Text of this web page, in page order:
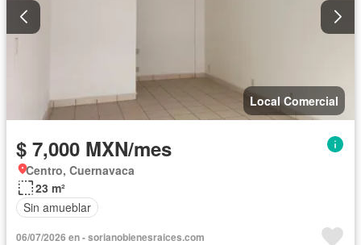
Local Comercial
$ 7,000 MXN/mes
Centro, Cuernavaca
23 m²
Sin amueblar
06/07/2026 en - sorianobienesraices.com